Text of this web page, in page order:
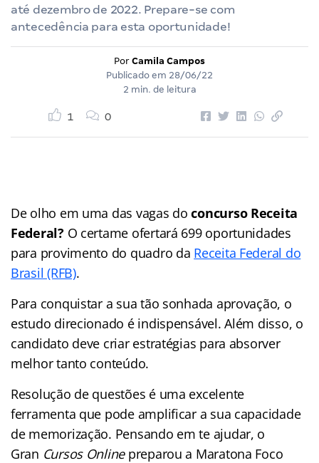
até dezembro de 2022. Prepare-se com
antecedência para esta oportunidade!
Por Camila Campos
Publicado em 28/06/22
2 min. de leitura
1 0
De olho em uma das vagas doconcurso Receita
Federal? O certame ofertará 699 oportunidades
para provimento do quadro da Receita Federal do
Brasil (RFB).
Para conquistar a sua tão sonhada aprovação, o
estudo direcionado é indispensável. Além disso, o
candidato deve criar estratégias para absorver
melhor tanto conteúdo.
Resolução de questões é uma excelente
ferramenta que pode amplificar a sua capacidade
de memorização. Pensando em te ajudar, o
Gran Cursos Onlinepreparou a Maratona Foco